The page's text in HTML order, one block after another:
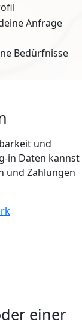
Anfrage
Bedürfnisse
und
in Daten kannst
und Zahlungen
einer